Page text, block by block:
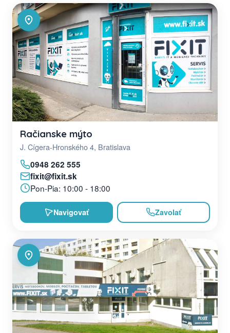
Račianske mýto
J. Cígera-Hronského 4, Bratislava
0948 262 555
fixit@fixit.sk
Pon-Pia: 10:00 - 18:00
Navigovať Zavolať